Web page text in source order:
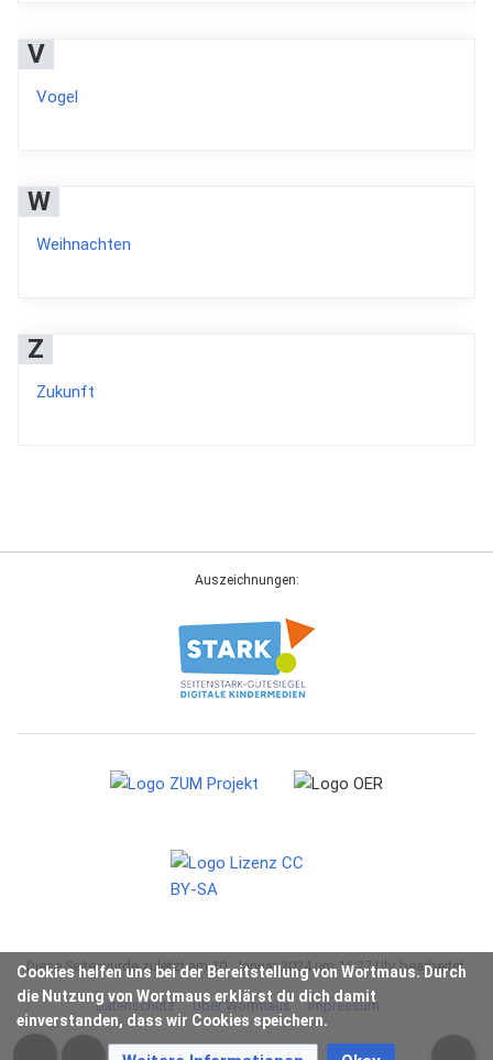
V
Vogel
W
Weihnachten
Z
Zukunft
Cookies helfen uns bei der Bereitstellung von Wortmaus. Durch
die Nutzung von Wortmaus erklärst du dich damit
einverstanden, dass wir Cookies speichern.
Auszeichnungen:
Diese Seite wurde zuletzt am 10. Januar 2024 um 16:27 Uhr bearbeitet.
Datenschutz Über Wortmaus Impressum